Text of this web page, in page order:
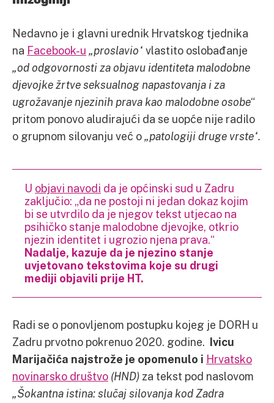
Nedavno je i glavni urednik Hrvatskog tjednika
na Facebook-u „proslavio“ vlastito oslobađanje
„od odgovornosti za objavu identiteta malodobne
djevojke žrtve seksualnog napastovanja i za
ugrožavanje njezinih prava kao malodobne osobe“
pritom ponovo aludirajući da se uopće nije radilo
o grupnom silovanju već o„patologiji druge vrste“.
U objavi navodi da je općinski sud u Zadru
zaključio: „da ne postoji ni jedan dokaz kojim
bi se utvrdilo da je njegov tekst utjecao na
psihičko stanje malodobne djevojke, otkrio
njezin identitet i ugrozio njena prava.“
Nadalje, kazuje da je njezino stanje
uvjetovano tekstovima koje su drugi
mediji objavili prije HT.
Radi se o ponovljenom postupku kojeg je DORH u
Zadru prvotno pokrenuo 2020. godine. Ivicu
Marijačića najstrože je opomenulo i Hrvatsko
novinarsko društvo (HND) za tekst pod naslovom
„Šokantna istina: slučaj silovanja kod Zadra